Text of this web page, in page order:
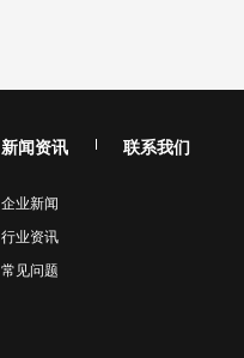
新闻资讯
企业新闻
行业资讯
常见问题
联系我们